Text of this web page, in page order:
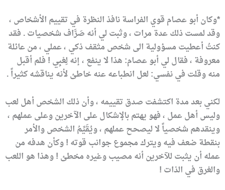
*وكان أبو عصام قوي الفراسة نافذ النظرة في تقييم الأشخاص ،
وقد لمست ذلك عدة مرات ، وثبت لي أنه صَرَّاف شخصيات . فقد
كنتُ أعطيت مسؤولية الى شخص مثقف ذكي ، عملي ، من عائلة
معروفة ، فقال لي أبو عصام: هذا لا ينفع ، إنه لِعْبِي ! فلم أقبل
منه وقلت في نفسي: لعل انطباعه عنه خاطئ لأنه يناقشه كثيراً .
لكني بعد مدة اكتشفت صدق تقييمه ، وأن ذلك الشخص أهل لعب
وليس أهل عمل ، فهو يهتم بالإشكال على الآخرين وعلى عملهم ،
وينقدهم شخصياً لا ليصحح عملهم ، ويُقَيِّمُ الشخص والأمر
بنقطة ضعف فيه ويترك مجموع جوانب قوته ! وكأن هدفه من
عمله أن يثبت للآخرين أنه مصيب وغيره مخطئ ! وهذا هو اللعب
والغرق في الذات !